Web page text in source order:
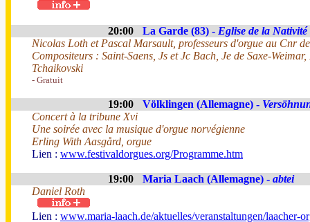
20:00 La Garde (83) - Eglise de la Nativité
Nicolas Loth et Pascal Marsault, professeurs d'orgue au Cnr
Compositeurs : Saint-Saens, Js et Jc Bach, Je de Saxe-
Tchaikovski
- Gratuit
19:00 Völklingen (Allemagne) -
Concert à la tribune Xvi
Une soirée avec la musique d'orgue norvégienne
Erling With Aasgård, orgue
Lien : www.festivaldorgues.org/Programme.htm
19:00 Maria Laach (Allemagne) - abtei
Daniel Roth
Lien : www.maria-laach.de/aktuelles/veranstaltungen/laacher-